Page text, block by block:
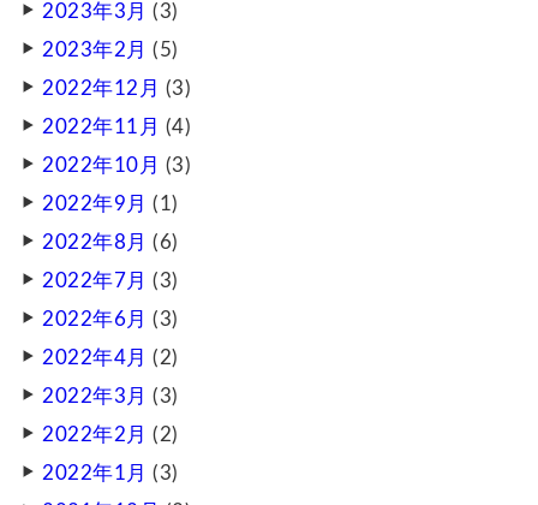
2023年3月 (3)
2023年2月 (5)
2022年12月 (3)
2022年11月 (4)
2022年10月 (3)
2022年9月 (1)
2022年8月 (6)
2022年7月 (3)
2022年6月 (3)
2022年4月 (2)
2022年3月 (3)
2022年2月 (2)
2022年1月 (3)